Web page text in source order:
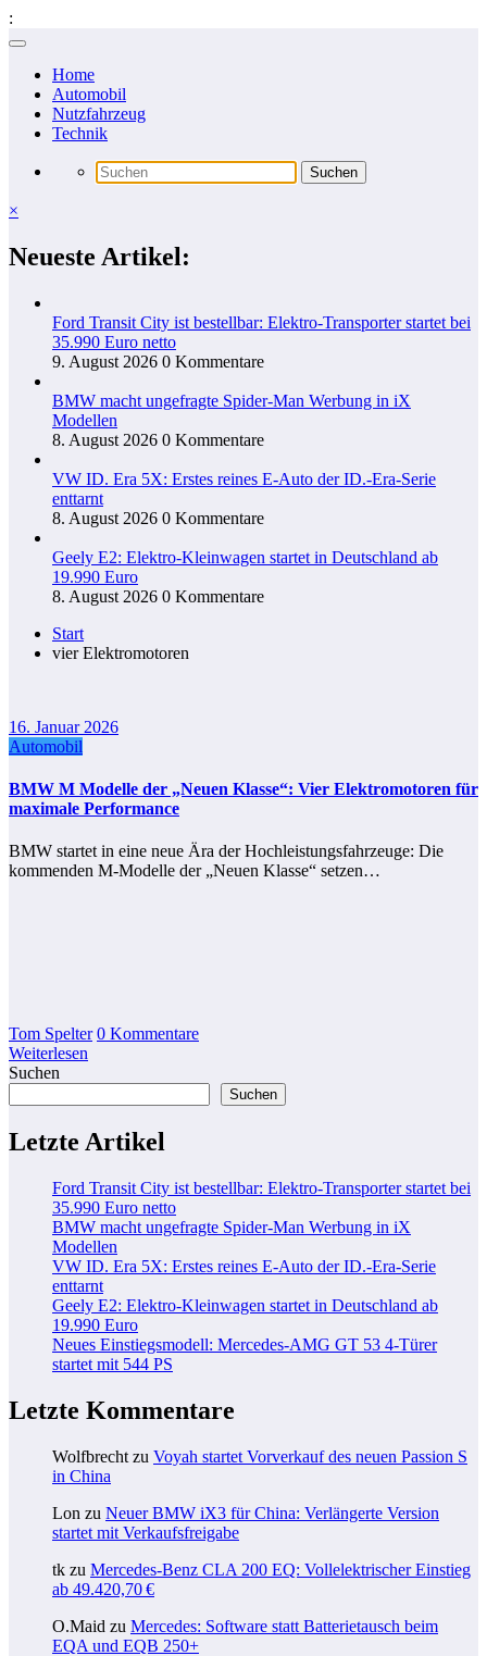
:
Zum
springenHome
Automobil
Nutzfahrzeug
Technik
×
Neueste Artikel:
Ford Transit City ist bestellbar: Elektro-Transporter startet bei
35.990 Euro netto
9. August 2026 0 Kommentare
BMW macht ungefragte Spider-Man Werbung in iX
Modellen
8. August 2026 0 Kommentare
VW ID. Era 5X: Erstes reines E-Auto der ID.-Era-Serie
enttarnt
8. August 2026 0 Kommentare
Geely E2: Elektro-Kleinwagen startet in Deutschland ab
19.990 Euro
8. August 2026 0 Kommentare
Start
vier Elektromotoren
16. Januar 2026
Automobil
BMW M Modelle der „Neuen Klasse“: Vier Elektromotoren für
maximale Performance
BMW startet in eine neue Ära der Hochleistungsfahrzeuge: Die
kommenden M-Modelle der „Neuen Klasse“ setzen…
Tom Spelter 0 Kommentare
Weiterlesen
Suchen
Suchen
Letzte Artikel
Ford Transit City ist bestellbar: Elektro-Transporter startet bei
35.990 Euro netto
BMW macht ungefragte Spider-Man Werbung in iX
Modellen
VW ID. Era 5X: Erstes reines E-Auto der ID.-Era-Serie
enttarnt
Geely E2: Elektro-Kleinwagen startet in Deutschland ab
19.990 Euro
Neues Einstiegsmodell: Mercedes-AMG GT 53 4-Türer
startet mit 544 PS
Letzte Kommentare
Wolfbrecht zu Voyah startet Vorverkauf des neuen Passion S
in China
Lon zu Neuer BMW iX3 für China: Verlängerte Version
startet mit Verkaufsfreigabe
tk zu Mercedes-Benz CLA 200 EQ: Vollelektrischer Einstieg
ab 49.420,70 €
O.Maid zu Mercedes: Software statt Batterietausch beim
EQA und EQB 250+